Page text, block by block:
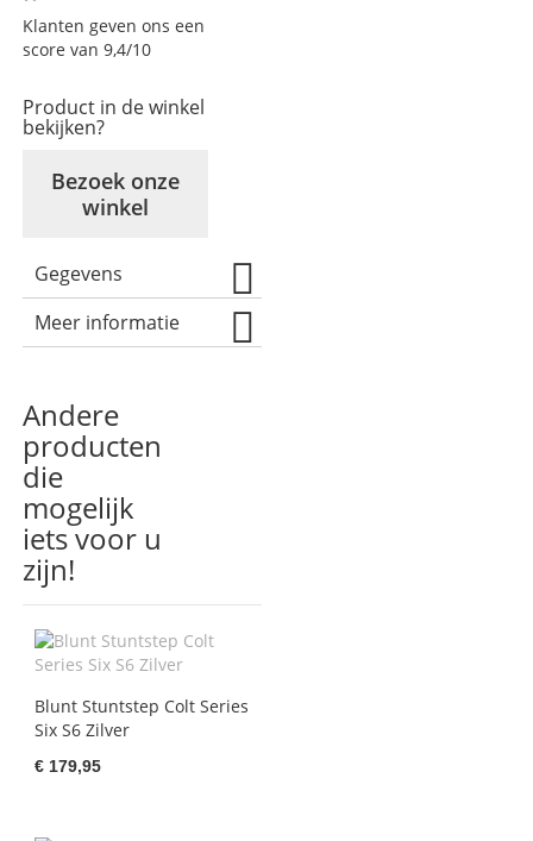
Klanten geven ons een
score van 9,4/10
Product in de winkel
bekijken?
Bezoek onze
winkel
Gegevens
Meer informatie
Andere
producten
die
mogelijk
iets voor u
zijn!
Blunt Stuntstep Colt Series
Six S6 Zilver
€ 179,95